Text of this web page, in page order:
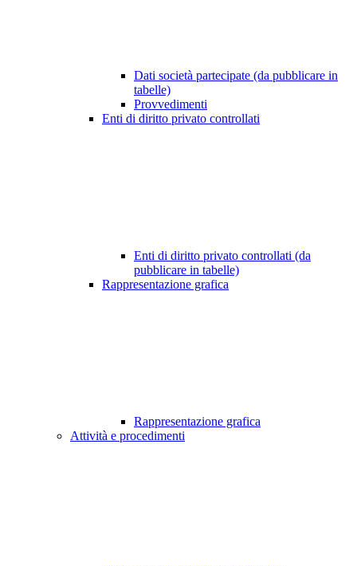
Dati società partecipate (da pubblicare in
tabelle)
Provvedimenti
Enti di diritto privato controllati
Enti di diritto privato controllati (da
pubblicare in tabelle)
Rappresentazione grafica
Rappresentazione grafica
Attività e procedimenti